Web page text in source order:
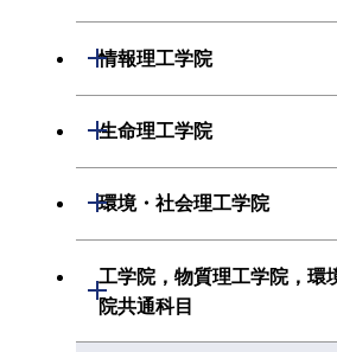
化学系
初年次専門科目
創造プロセス科目
共通専門科目
電気電子系
経営工学系
初年次専門科目
創造プロセス科目
材料系
初年次専門科目
共通専門科目
情報理工学院
開閉
数理・計算科学系
初年次専門科目
創造プロセス科目
生命理工学院
開閉
生命理工学系
創造プロセス科目
環境・社会理工学院
開閉
建築学系
工学院，物質理工学院，環
院共通科目
開閉